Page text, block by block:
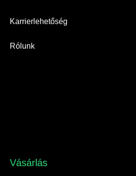
Karrierlehetőség
Rólunk
Vásárlás​